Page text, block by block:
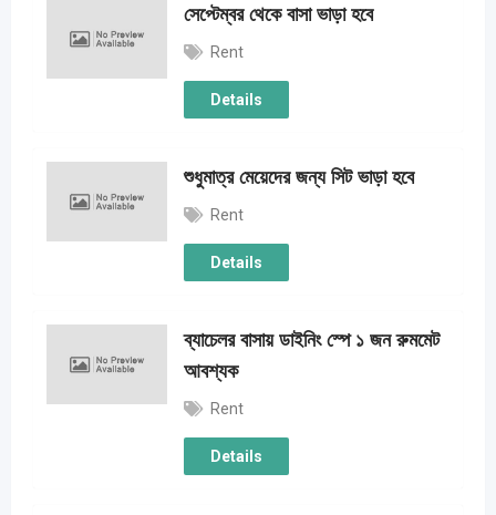
সেপ্টেম্বর থেকে বাসা ভাড়া হবে
Rent
Details
শুধুমাত্র মেয়েদের জন্য সিট ভাড়া হবে
Rent
Details
ব্যাচেলর বাসায় ডাইনিং স্পে ১ জন রুমমেট
আবশ্যক
Rent
Details